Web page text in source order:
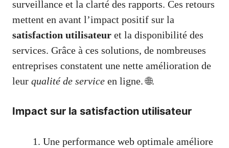
surveillance et la clarté des rapports. Ces retours
mettent en avant l’impact positif sur la
satisfaction utilisateur et la disponibilité des
services. Grâce à ces solutions, de nombreuses
entreprises constatent une nette amélioration de
leur qualité de service en ligne. 🌐.
Impact sur la satisfaction utilisateur
Une performance web optimale améliore